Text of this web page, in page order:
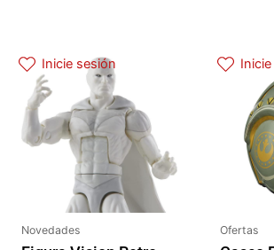
Inicie sesión
Novedades Ofertas